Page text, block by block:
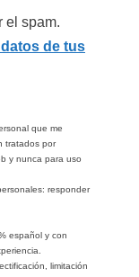
el spam.
de tus
que me
tratados por
y nunca para uso
responder
español y con
limitación